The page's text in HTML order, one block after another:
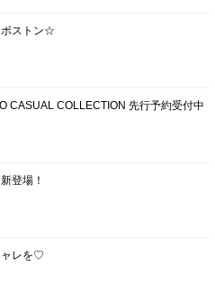
ストン☆
CASUAL COLLECTION 先行予約受付中
登場！
ャレを♡